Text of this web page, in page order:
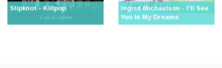
Slipknot - Killpop
Ingrid Michaelson - I'll See
You In My Dreams